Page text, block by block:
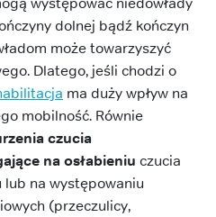
dolnej bądź kończyn
może towarzyszyć
Dlatego, jeśli chodzi o
ma duży wpływ na
mobilność. Równie
czucia
na osłabieniu czucia
na występowaniu
(przeczulicy,